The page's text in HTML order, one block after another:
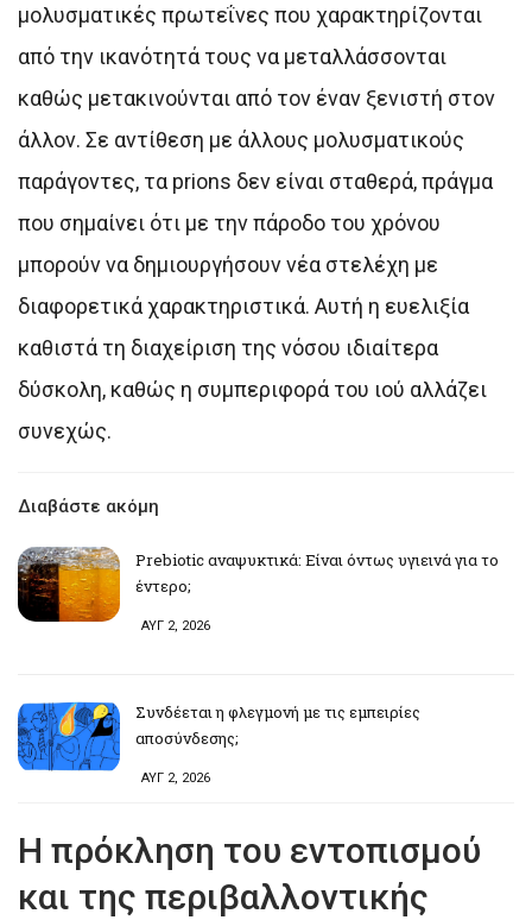
μολυσματικές πρωτεΐνες που χαρακτηρίζονται
από την ικανότητά τους να μεταλλάσσονται
καθώς μετακινούνται από τον έναν ξενιστή στον
άλλον. Σε αντίθεση με άλλους μολυσματικούς
παράγοντες, τα prions δεν είναι σταθερά, πράγμα
που σημαίνει ότι με την πάροδο του χρόνου
μπορούν να δημιουργήσουν νέα στελέχη με
διαφορετικά χαρακτηριστικά. Αυτή η ευελιξία
καθιστά τη διαχείριση της νόσου ιδιαίτερα
δύσκολη, καθώς η συμπεριφορά του ιού αλλάζει
συνεχώς.
Διαβάστε ακόμη
Prebiotic αναψυκτικά: Είναι όντως υγιεινά για το
έντερο;
ΑΥΓ 2, 2026
Συνδέεται η φλεγμονή με τις εμπειρίες
αποσύνδεσης;
ΑΥΓ 2, 2026
Η πρόκληση του εντοπισμού
και της περιβαλλοντικής